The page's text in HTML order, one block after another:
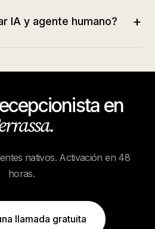
IA y agente humano? +
en
.
nativos. Activación en 48
horas.
llamada gratuita